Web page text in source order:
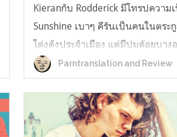
Kieranกับ Rodderick มีโทรปความ
Sunshine เบาๆ คีรันเป็นคนในตระ
โด่งดังประจำเมือง แต่มีปมด้อยบาง
ว่าพ่อรักพี่ชายมากกว่าตัวเองเสมอ
ออกมาอยู่คนเดียวเพื่อให้หลุดจากอิ
บ้าน และไล่ตามความฝันการเป็นกร
Parntranslation and Review